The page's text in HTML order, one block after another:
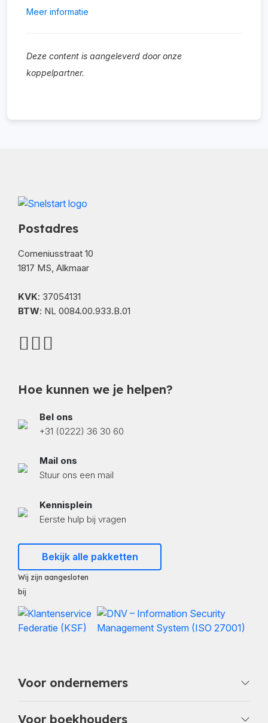
Meer informatie
Deze content is aangeleverd door onze
koppelpartner.
Postadres
Comeniusstraat 10
1817 MS, Alkmaar
KVK: 37054131
BTW: NL 0084.00.933.B.01
Hoe kunnen we je helpen?
Bel ons
+31 (0222) 36 30 60
Mail ons
Stuur ons een mail
Kennisplein
Eerste hulp bij vragen
Bekijk alle pakketten
Wij zijn aangesloten
bij
Voor ondernemers
Voor boekhouders